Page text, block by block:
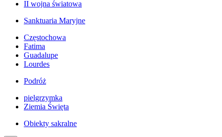
II wojna światowa
Sanktuaria Maryjne
Częstochowa
Fatima
Guadalupe
Lourdes
Podróż
pielgrzymka
Ziemia Święta
Obiekty sakralne